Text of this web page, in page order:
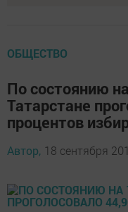
ОБЩЕСТВО
По состоянию
Татарстане
процентов
Автор, 18 сентября